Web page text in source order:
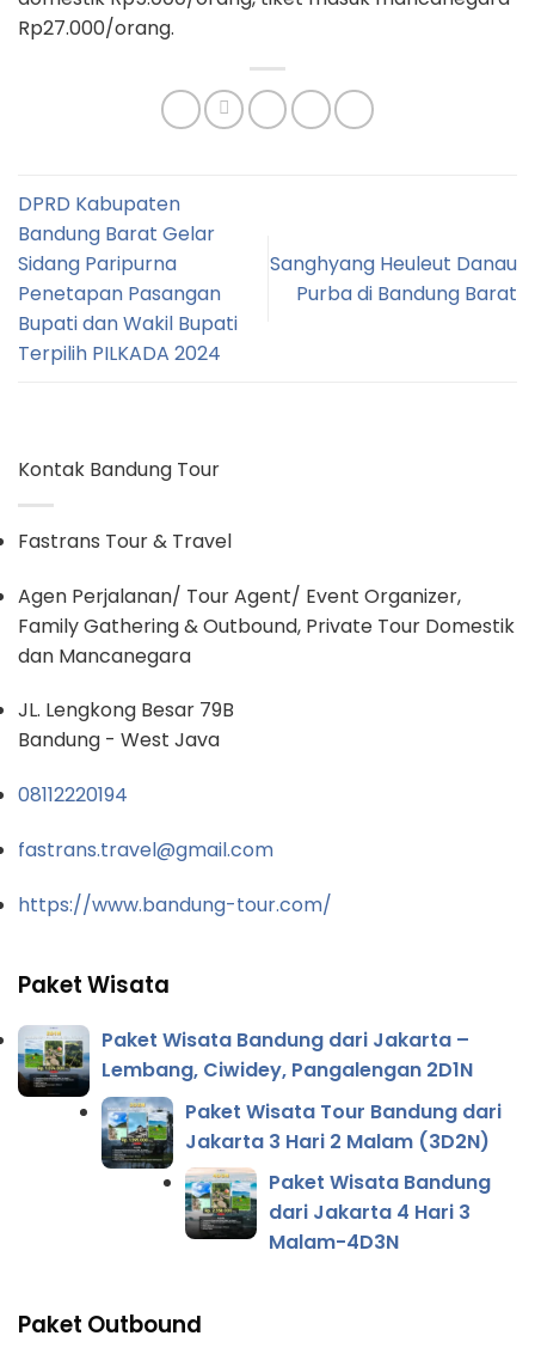
Rp27.000/orang.
DPRD Kabupaten
Bandung Barat Gelar
Sidang Paripurna
Penetapan Pasangan
Bupati dan Wakil Bupati
Terpilih PILKADA 2024
Sanghyang Heuleut Danau
Purba di Bandung Barat
Kontak Bandung Tour
Fastrans Tour & Travel
Agen Perjalanan/ Tour Agent/ Event Organizer,
Family Gathering & Outbound, Private Tour Domestik
dan Mancanegara
JL. Lengkong Besar 79B
Bandung - West Java
08112220194
fastrans.travel@gmail.com
https://www.bandung-tour.com/
Paket Wisata
Paket Wisata Bandung dari Jakarta –
Lembang, Ciwidey, Pangalengan 2D1N
Paket Wisata Tour Bandung dari
Jakarta 3 Hari 2 Malam (3D2N)
Paket Wisata Bandung
dari Jakarta 4 Hari 3
Malam-4D3N
Paket Outbound